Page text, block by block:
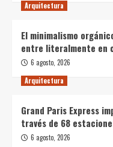
Arquitectura
El minimalismo
entre literalmente en
6 agosto, 2026
Arquitectura
Grand Paris Express
través de 68
6 agosto, 2026